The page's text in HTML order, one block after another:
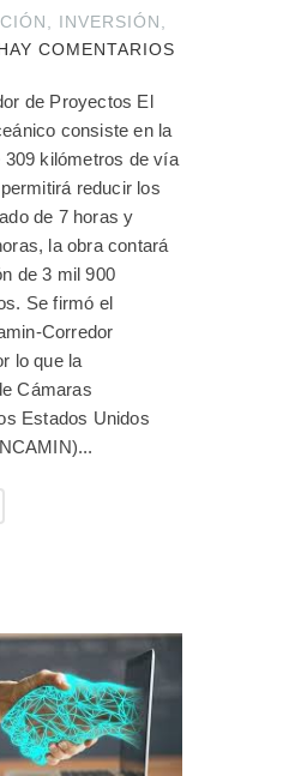
, INVERSIÓN,
COMENTARIOS
de Proyectos El
consiste en la
309 kilómetros de vía
reducir los
de 7 horas y
la obra contará
de 3 mil 900
Se firmó el
Corredor
lo que la
Cámaras
Estados Unidos